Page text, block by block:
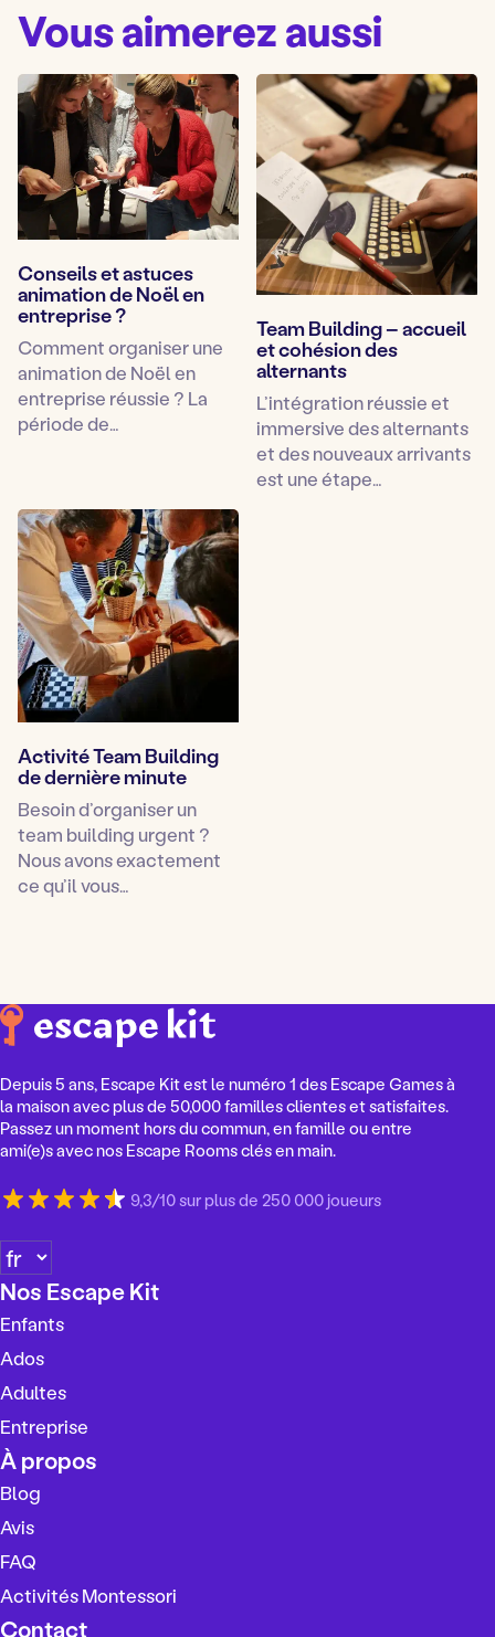
Vous aimerez aussi
Conseils et astuces
animation de Noël en
entreprise ?
Comment organiser une
animation de Noël en
entreprise réussie ? La
période de…
Team Building – accueil
et cohésion des
alternants
L’intégration réussie et
immersive des alternants
et des nouveaux arrivants
est une étape…
Activité Team Building
de dernière minute
Besoin d’organiser un
team building urgent ?
Nous avons exactement
ce qu’il vous…
Depuis 5 ans, Escape Kit est le numéro 1 des Escape Games à
la maison avec plus de 50,000 familles clientes et satisfaites.
Passez un moment hors du commun, en famille ou entre
ami(e)s avec nos Escape Rooms clés en main.
9,3/10 sur plus de 250 000 joueurs
C
h
o
i
s
r
u
n
l
a
n
u
Nos Escape Kit
Enfants
Ados
Adultes
Entreprise
À propos
Blog
Avis
FAQ
Activités Montessori
Contact